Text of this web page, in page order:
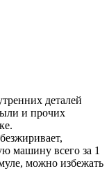
деталей
и прочих
машину всего за 1
можно избежать